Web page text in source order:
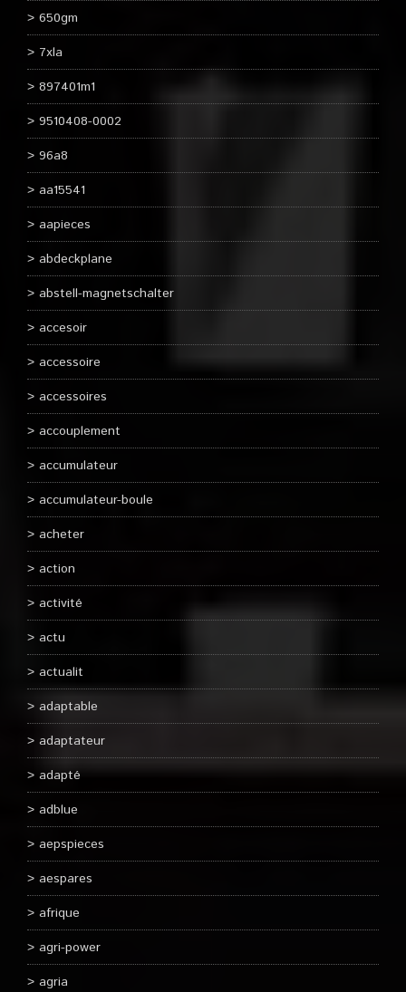
650gm
7xla
897401m1
9510408-0002
96a8
aa15541
aapieces
abdeckplane
abstell-magnetschalter
accesoir
accessoire
accessoires
accouplement
accumulateur
accumulateur-boule
acheter
action
activité
actu
actualit
adaptable
adaptateur
adapté
adblue
aepspieces
aespares
afrique
agri-power
agria